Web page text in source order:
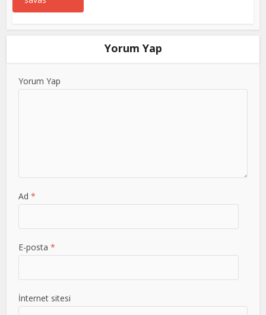
Yorum Yap
Yorum Yap
Ad*
E-posta*
İnternet sitesi